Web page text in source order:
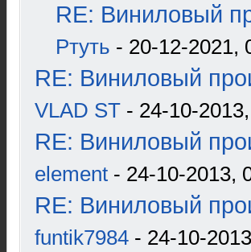
RE: Виниловый
Ртуть - 20-12-2021,
RE: Виниловый
VLAD ST - 24-10-
RE: Виниловый
element - 24-10-2013,
RE: Виниловый
funtik7984 - 24-10-